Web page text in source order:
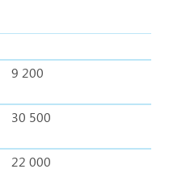
9 200
30 500
22 000